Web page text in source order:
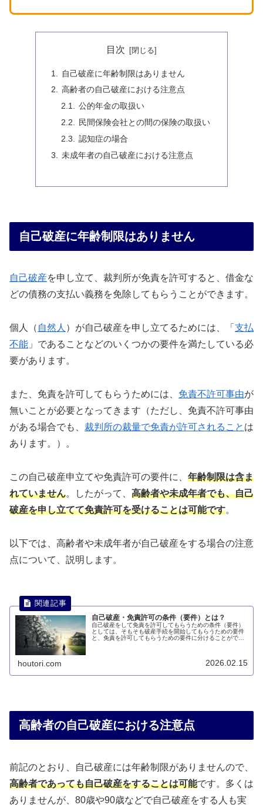
目次
自己破産に年齢制限はありません
高齢者の自己破産における注意点
公的年金の取扱い
民間保険会社との間の保険の取扱い
認知症の場合
未成年者の自己破産における注意点
自己破産に年齢制限はありません
自己破産を申し立て、裁判所が免責を許可すると、借金な
どの債務の支払い義務を免除してもらうことができます。
個人（ 自然人 ）が自己破産を申し立てるためには、「 支払
不能 」であることなどのいくつかの要件を満たしている必
要があります。
また、免責を許可してもらうためには、 免責不許可事由が
無いことが必要となってきます（ただし、免責不許可事由
がある場合でも、 裁判所の裁量で免責が許可されること は
あります。）。
この自己破産申立てや免責許可の要件に、 年齢制限は含ま
れていません。したがって、 高齢者や未成年者でも、自己
破産を申し立てて免責許可を受けることは可能です。
以下では、高齢者や未成年者が自己破産をする場合の注意
点について、説明します。
自己破産・免責許可の条件（要件）とは？
自己破産をして免責を許可してもらうための条件（要件）
としては、そもそも破産手続を開始してもらうための要件
と、免責を許可してもらうための要件に分けることができ
houtori.com 2026.02.15
高齢者の自己破産における注意点
前記のとおり、自己破産には年齢制限がありませんので、
高齢者であっても自己破産をすることは可能です。多くは
ありませんが、80歳や90歳などで自己破産をする人も実